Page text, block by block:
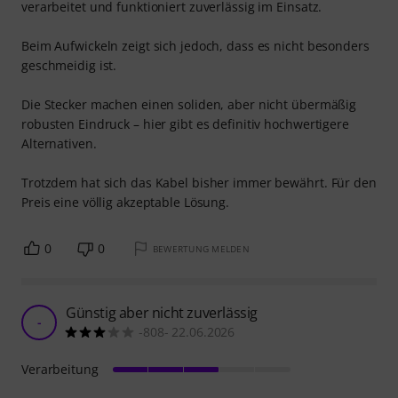
verarbeitet und funktioniert zuverlässig im Einsatz.
Beim Aufwickeln zeigt sich jedoch, dass es nicht besonders
geschmeidig ist.
Die Stecker machen einen soliden, aber nicht übermäßig
robusten Eindruck – hier gibt es definitiv hochwertigere
Alternativen.
Trotzdem hat sich das Kabel bisher immer bewährt. Für den
Preis eine völlig akzeptable Lösung.
0 0 BEWERTUNG MELDEN
- Günstig aber nicht zuverlässig
-808- 22.06.2026
Verarbeitung